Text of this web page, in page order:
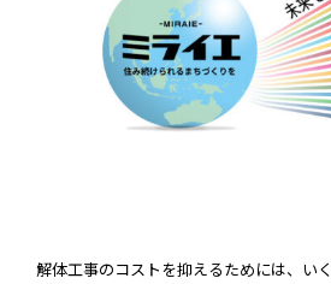
解体工事のコストを抑えるためには、い